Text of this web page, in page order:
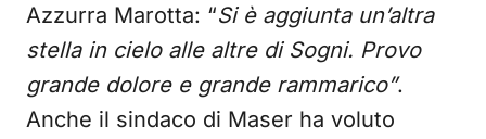
Azzurra Marotta: “Si è aggiunta un’altra
stella in cielo alle altre di Sogni. Provo
grande dolore e grande rammarico”.
Anche il sindaco di Maser ha voluto